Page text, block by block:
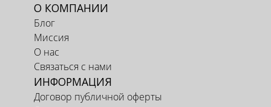
О КОМПАНИИ
Блог
Миссия
О нас
Связаться с нами
ИНФОРМАЦИЯ
Договор публичной оферты